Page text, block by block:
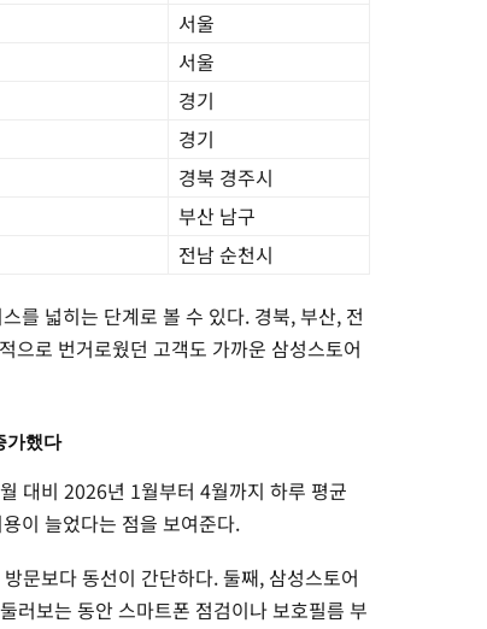
서울
서울
경기
경기
경북 경주시
부산 남구
전남 순천시
를 넓히는 단계로 볼 수 있다. 경북, 부산, 전
으로 번거로웠던 고객도 가까운 삼성스토어
가했다
대비 2026년 1월부터 4월까지 하루 평균
이 늘었다는 점을 보여준다.
문보다 동선이 간단하다. 둘째, 삼성스토어
러보는 동안 스마트폰 점검이나 보호필름 부